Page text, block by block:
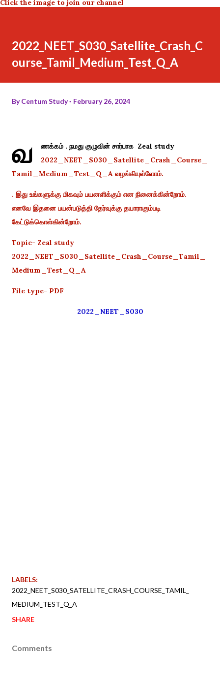
Click the image to join our channel
2022_NEET_S030_Satellite_Crash_C
ourse_Tamil_Medium_Test_Q_A
ByCentum Study February 26, 2024
வ
ணக்கம் . நமது குழுவின் சார்பாக Zeal study
2022_NEET_S030_Satellite_Crash_Course_
Tamil_Medium_Test_Q_A வழங்கியுள்ளோம்.
. இது உங்களுக்கு மிகவும் பயனளிக்கும் என நினைக்கின்றோம்.
எனவே இதனை பயன்படுத்தி தேர்வுக்கு தயாராகும்படி
கேட்டுக்கொள்கின்றோம்.
Topic- Zeal study
2022_NEET_S030_Satellite_Crash_Course_Tamil_
Medium_Test_Q_A
File type- PDF
2022_NEET_S030
LABELS:
2022_NEET_S030_SATELLITE_CRASH_COURSE_TAMIL_
MEDIUM_TEST_Q_A
SHARE
Comments